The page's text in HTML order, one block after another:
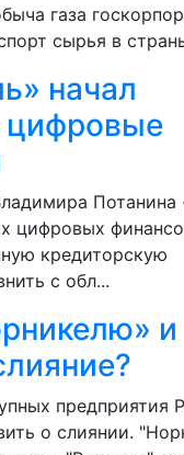
газа
сырья в
начал
цифровые
Потанина
цифровых
кредиторскую
с обл...
и
предприятия
о слиянии.